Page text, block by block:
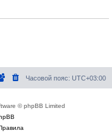
Часовой пояс: UTC+03:00
© phpBB Limited